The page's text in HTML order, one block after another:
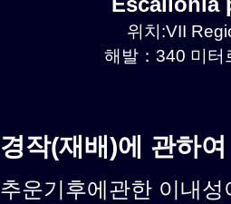
위치:VII
해발：340 미터
경작(재배)에 관하
추운기후에관한 이내